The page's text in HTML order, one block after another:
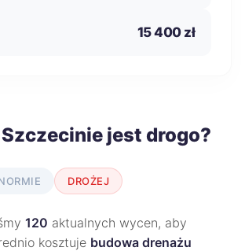
15 400 zł
jest drogo?
DROŻEJ
120 aktualnych wycen, aby
kosztuje budowa drenażu